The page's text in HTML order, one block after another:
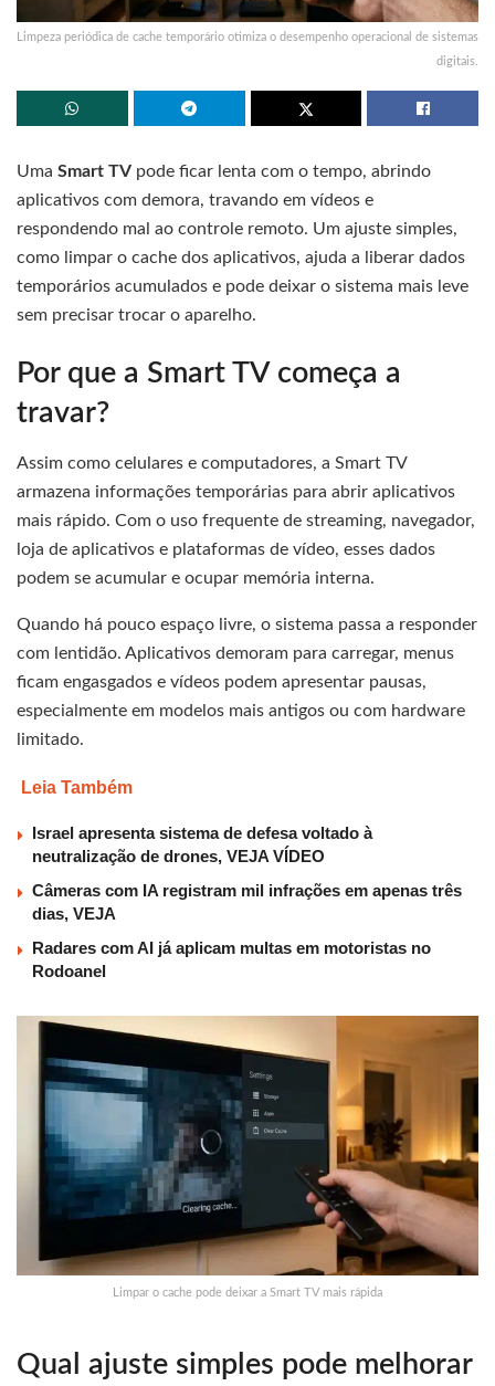
Limpeza periódica de cache temporário otimiza o desempenho operacional de sistemas
digitais.
Uma Smart TV pode ficar lenta com o tempo, abrindo
aplicativos com demora, travando em vídeos e
respondendo mal ao controle remoto. Um ajuste simples,
como limpar o cache dos aplicativos, ajuda a liberar dados
temporários acumulados e pode deixar o sistema mais leve
sem precisar trocar o aparelho.
Por que a Smart TV começa a
travar?
Assim como celulares e computadores, a Smart TV
armazena informações temporárias para abrir aplicativos
mais rápido. Com o uso frequente de streaming, navegador,
loja de aplicativos e plataformas de vídeo, esses dados
podem se acumular e ocupar memória interna.
Quando há pouco espaço livre, o sistema passa a responder
com lentidão. Aplicativos demoram para carregar, menus
ficam engasgados e vídeos podem apresentar pausas,
especialmente em modelos mais antigos ou com hardware
limitado.
Leia Também
Israel apresenta sistema de defesa voltado à
neutralização de drones, VEJA VÍDEO
Câmeras com IA registram mil infrações em apenas três
dias, VEJA
Radares com AI já aplicam multas em motoristas no
Rodoanel
Limpar o cache pode deixar a Smart TV mais rápida
Qual ajuste simples pode melhorar